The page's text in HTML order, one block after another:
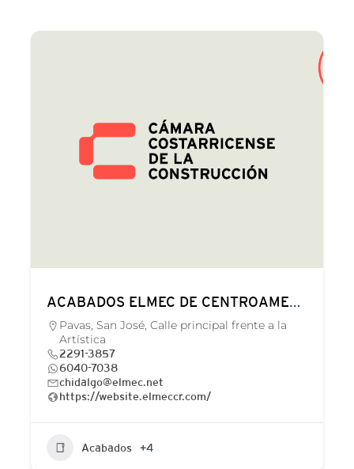
ACABADOS ELMEC DE CENTROAMERICA
Pavas, San José, Calle principal frente a la
Artística
2291-3857
6040-7038
chidalgo@elmec.net
https://website.elmeccr.com/
Acabados +4